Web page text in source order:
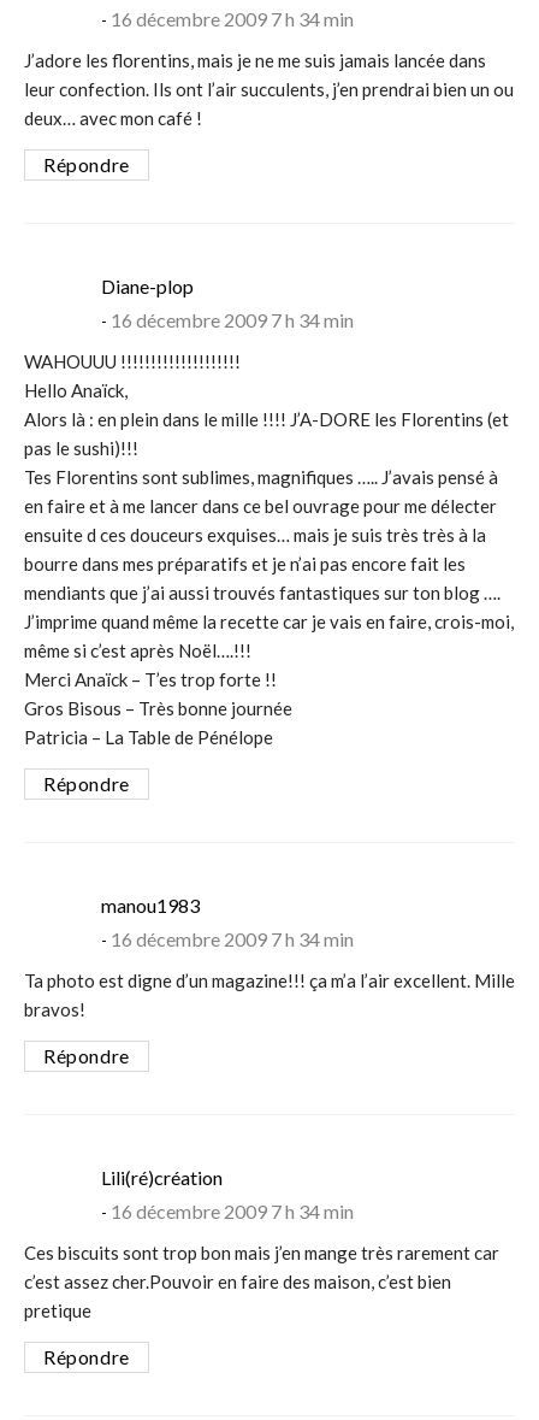
16 décembre 2009 7 h 34 min
J’adore les florentins, mais je ne me suis jamais lancée dans
leur confection. Ils ont l’air succulents, j’en prendrai bien un ou
deux… avec mon café !
Répondre
Diane-plopsays:
16 décembre 2009 7 h 34 min
WAHOUUU !!!!!!!!!!!!!!!!!!!!
Hello Anaïck,
Alors là : en plein dans le mille !!!! J’A-DORE les Florentins (et
pas le sushi)!!!
Tes Florentins sont sublimes, magnifiques ….. J’avais pensé à
en faire et à me lancer dans ce bel ouvrage pour me délecter
ensuite d ces douceurs exquises… mais je suis très très à la
bourre dans mes préparatifs et je n’ai pas encore fait les
mendiants que j’ai aussi trouvés fantastiques sur ton blog ….
J’imprime quand même la recette car je vais en faire, crois-moi,
même si c’est après Noël….!!!
Merci Anaïck – T’es trop forte !!
Gros Bisous – Très bonne journée
Patricia – La Table de Pénélope
Répondre
manou1983says:
16 décembre 2009 7 h 34 min
Ta photo est digne d’un magazine!!! ça m’a l’air excellent. Mille
bravos!
Répondre
Lili(ré)créationsays:
16 décembre 2009 7 h 34 min
Ces biscuits sont trop bon mais j’en mange très rarement car
c’est assez cher.Pouvoir en faire des maison, c’est bien
pretique
Répondre